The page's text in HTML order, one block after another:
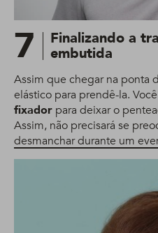
7
Finalizando a
embutida
Assim que chegar na ponta
elástico para prendê-la.
fixador para deixar o
Assim, não precisará se
desmanchar durante um